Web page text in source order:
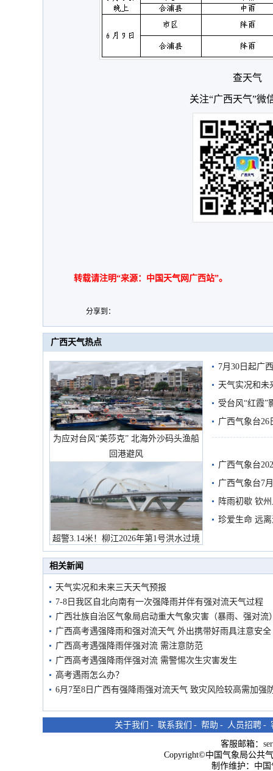
查天气
关注“广西天气”微
转载请注明“来源：中国天气网广西站”。
分享到：
广西天气热点
为应对台风“美莎克” 北海外沙码头渔船
回港避风
超警3.14米！柳江2026年第1号洪水过境
市民在堤岸见证汛况
7月30日起广
天气实况和未
受台风“红霞”
有较强降雨
广西气象台26
广西气象台
预警
广西气象台7
阵雨初歇 钦
珍爱生命 远
相关新闻
天气实况和未来三天天气预报
7-8日我区自北向南有一次强降雨并伴有强对流天气过程
广西壮族自治区气象局启动重大气象灾害（暴雨、强对
广西高考遇强降雨和强对流天气 外出携带好雨具注意安全
广西高考遇强降雨伴强对流 需注意防范
广西高考遇强降雨伴强对流 需警惕次生灾害发生
高考遇雨怎么办？
6月7至8日广西有强降雨强对流天气 致灾风险较高需加强
关于我们 - 联系我们 - 帮助 - 人员招聘 -
客服邮箱：
Copyright©中国气象局公共
制作维护：中